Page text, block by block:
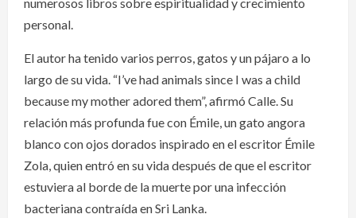
personal.
El autor ha tenido varios perros, gatos y un pájaro a lo
largo de su vida. “I’ve had animals since I was a child
because my mother adored them”, afirmó Calle. Su
relación más profunda fue con Émile, un gato angora
blanco con ojos dorados inspirado en el escritor Émile
Zola, quien entró en su vida después de que el escritor
estuviera al borde de la muerte por una infección
bacteriana contraída en Sri Lanka.